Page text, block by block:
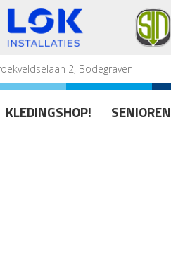
2, Bodegraven
KLEDINGSHOP! SENIOREN